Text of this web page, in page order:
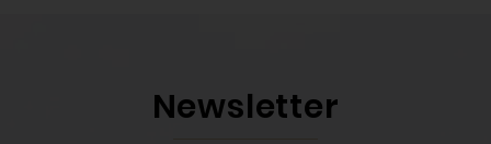
Newsletter